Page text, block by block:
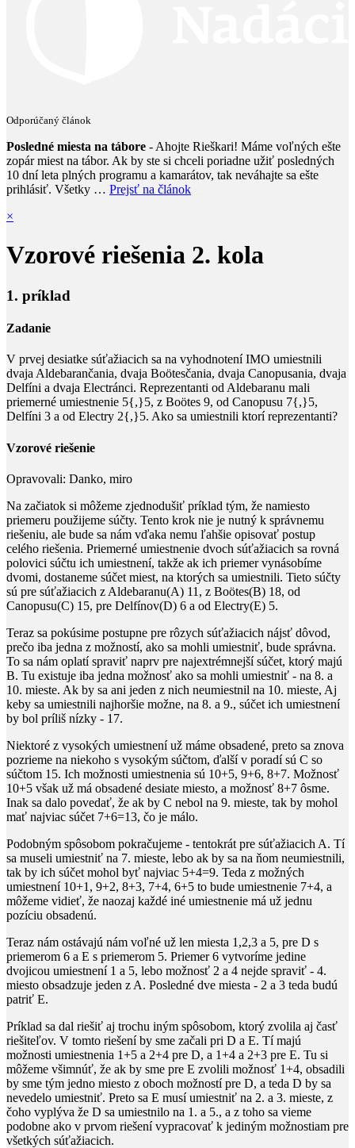
Odporúčaný článok
Posledné miesta na tábore - Ahojte Rieškari! Máme voľných ešte
zopár miest na tábor. Ak by ste si chceli poriadne užiť posledných
10 dní leta plných programu a kamarátov, tak neváhajte sa ešte
prihlásiť. Všetky … Prejsť na článok
×
Vzorové riešenia 2. kola
1. príklad
Zadanie
V prvej desiatke súťažiacich sa na vyhodnotení IMO umiestnili
dvaja Aldebarančania, dvaja Boötesčania, dvaja Canopusania, dvaja
Delfíni a dvaja Electránci. Reprezentanti od Aldebaranu mali
priemerné umiestnenie 5{,}5, z Boötes 9, od Canopusu 7{,}5,
Delfíni 3 a od Electry 2{,}5. Ako sa umiestnili ktorí reprezentanti?
Vzorové riešenie
Opravovali: Danko, miro
Na začiatok si môžeme zjednodušiť príklad tým, že namiesto
priemeru použijeme súčty. Tento krok nie je nutný k správnemu
riešeniu, ale bude sa nám vďaka nemu ľahšie opisovať postup
celého riešenia. Priemerné umiestnenie dvoch súťažiacich sa rovná
polovici súčtu ich umiestnení, takže ak ich priemer vynásobíme
dvomi, dostaneme súčet miest, na ktorých sa umiestnili. Tieto súčty
sú pre súťažiacich z Aldebaranu(A) 11 , z Boötes(B) 18, od
Canopusu(C) 15, pre Delfínov(D) 6 a od Electry(E) 5.
Teraz sa pokúsime postupne pre rôzych súťažiacich nájsť dôvod,
prečo iba jedna z možností, ako sa mohli umiestniť, bude správna.
To sa nám oplatí spraviť naprv pre najextrémnejší súčet, ktorý majú
B. Tu existuje iba jedna možnosť ako sa mohli umiestniť - na 8. a
10. mieste. Ak by sa ani jeden z nich neumiestnil na 10. mieste, Aj
keby sa umiestnili najhoršie možne, na 8. a 9., súčet ich umiestnení
by bol príliš nízky - 17.
Niektoré z vysokých umiestnení už máme obsadené, preto sa znova
pozrieme na niekoho s vysokým súčtom, ďalší v poradí sú C so
súčtom 15. Ich možnosti umiestnenia sú 10+5, 9+6, 8+7. Možnosť
10+5 však už má obsadené desiate miesto, a možnosť 8+7 ôsme.
Inak sa dalo povedať, že ak by C nebol na 9. mieste, tak by mohol
mať najviac súčet 7+6=13, čo je málo.
Podobným spôsobom pokračujeme - tentokrát pre súťažiacich A. Tí
sa museli umiestniť na 7. mieste, lebo ak by sa na ňom neumiestnili,
tak by ich súčet mohol byť najviac 5+4=9. Teda z možných
umiestnení 10+1, 9+2, 8+3, 7+4, 6+5 to bude umiestnenie 7+4, a
môžeme vidieť, že naozaj každé iné umiestnenie má už jednu
pozíciu obsadenú.
Teraz nám ostávajú nám voľné už len miesta 1,2,3 a 5, pre D s
priemerom 6 a E s priemerom 5. Priemer6 vytvoríme jedine
dvojicou umiestnení 1 a 5, lebo možnosť 2 a 4 nejde spraviť - 4.
miesto obsadzuje jeden z A. Posledné dve miesta - 2 a 3 teda budú
patriť E.
Príklad sa dal riešiť aj trochu iným spôsobom, ktorý zvolila aj časť
riešiteľov. V tomto riešení by sme začali pri D a E. Tí majú
možnosti umiestnenia 1+5 a 2+4 pre D, a 1+4 a 2+3 pre E. Tu si
môžeme všimnúť, že ak by sme pre E zvolili možnosť 1+4, obsadili
by sme tým jedno miesto z oboch možností pre D, a teda D by sa
nevedelo umiestniť. Preto sa E musí umiestniť na 2. a 3. mieste, z
čoho vyplýva že D sa umiestnilo na 1. a 5., a z toho sa vieme
podobne ako v prvom riešení vypracovať k jediným možnostiam pre
všetkých súťažiacich.